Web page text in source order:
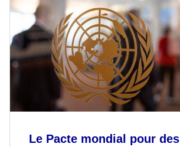
Le Pacte mondial pour des